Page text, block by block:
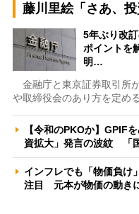
藤川里絵「さあ、投
5年ぶり改
ポイントを
明…
金融庁と東京証券取引所
や取締役会のあり方を定め
【令和のPKOか】GPIF
資拡大」発言の波紋 「
インフレでも「物価負け
注目 元本が物価の動き